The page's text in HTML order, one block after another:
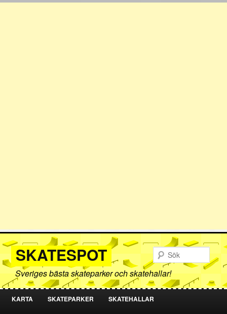
SKATESPOT
Sveriges bästa skateparker och skatehallar!
HOPPA
HOPPA
KARTA SKATEPARKER SKATEHALLAR